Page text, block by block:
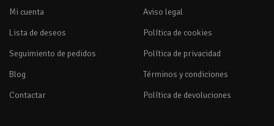
Mi cuenta
Lista de deseos
Seguimiento de pedidos
Blog
Contactar
Aviso legal
Política de cookies
Política de privacidad
Términos y condiciones
Política de devoluciones